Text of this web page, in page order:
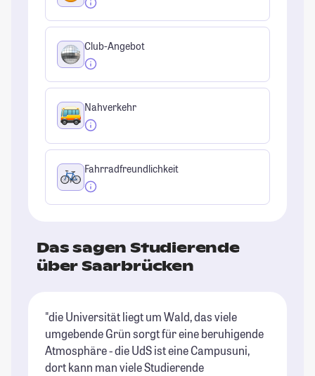
Club-Angebot
Nahverkehr
Fahrradfreundlichkeit
Das sagen Studierende
über Saarbrücken
"die Universität liegt um Wald, das viele
umgebende Grün sorgt für eine beruhigende
Atmosphäre - die UdS ist eine Campusuni,
dort kann man viele Studierende